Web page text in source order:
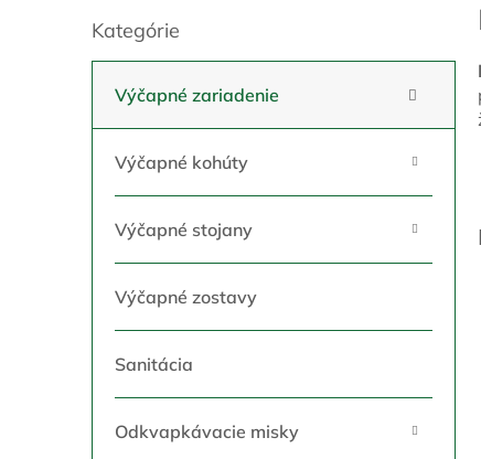
o
č
p
Preskočiť
Kategórie
Výčapné zariadenie
Výčapné kohúty
Výčapné stojany
Výčapné zostavy
Sanitácia
Odkvapkávacie misky